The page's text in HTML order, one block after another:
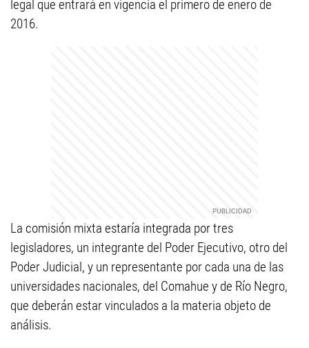
legal que entrará en vigencia el primero de enero de
2016.
La comisión mixta estaría integrada por tres
legisladores, un integrante del Poder Ejecutivo, otro del
Poder Judicial, y un representante por cada una de las
universidades nacionales, del Comahue y de Río Negro,
que deberán estar vinculados a la materia objeto de
análisis.